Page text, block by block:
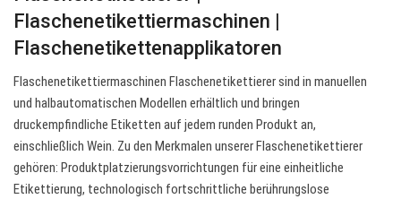
Flaschenetikettiermaschinen |
Flaschenetikettenapplikatoren
Flaschenetikettiermaschinen Flaschenetikettierer sind in manuellen
und halbautomatischen Modellen erhältlich und bringen
druckempfindliche Etiketten auf jedem runden Produkt an,
einschließlich Wein. Zu den Merkmalen unserer Flaschenetikettierer
gehören: Produktplatzierungsvorrichtungen für eine einheitliche
Etikettierung, technologisch fortschrittliche berührungslose